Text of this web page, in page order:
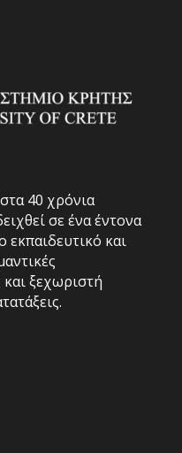
40 χρόνια
σε ένα έντονα
εκπαιδευτικό και
και ξεχωριστή